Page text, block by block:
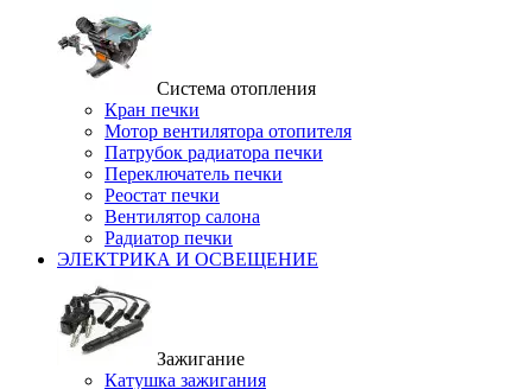
Система отопления
Кран печки
Мотор вентилятора отопителя
Патрубок радиатора печки
Переключатель печки
Реостат печки
Вентилятор салона
Радиатор печки
ЭЛЕКТРИКА И ОСВЕЩЕНИЕ
Зажигание
Катушка зажигания